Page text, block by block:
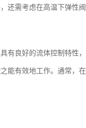
需考虑在高温下弹性
有良好的流体控制特性
有效地工作。通常，